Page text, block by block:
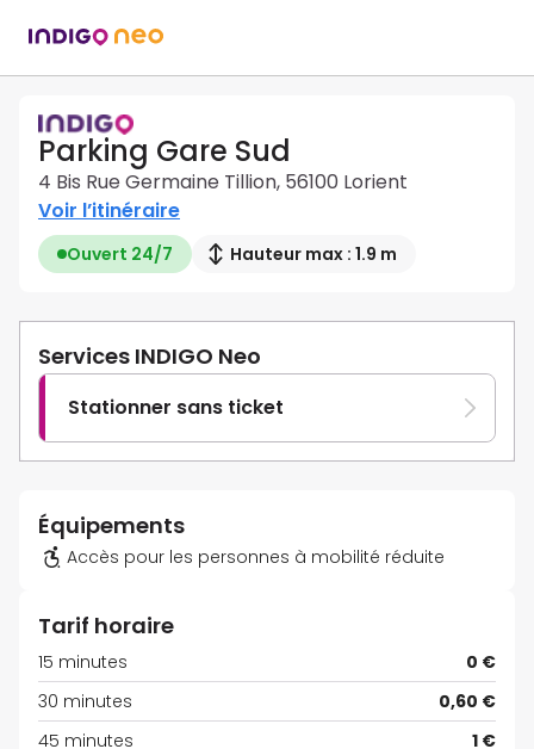
Parking Gare Sud
4 Bis Rue Germaine Tillion, 56100 Lorient
Voir l’itinéraire
Ouvert 24/7 Hauteur max : 1.9 m
Services INDIGO Neo
Stationner sans ticket
Équipements
Accès pour les personnes à mobilité réduite
Tarif horaire
15 minutes
0 €
30 minutes
0,60 €
45 minutes
1 €